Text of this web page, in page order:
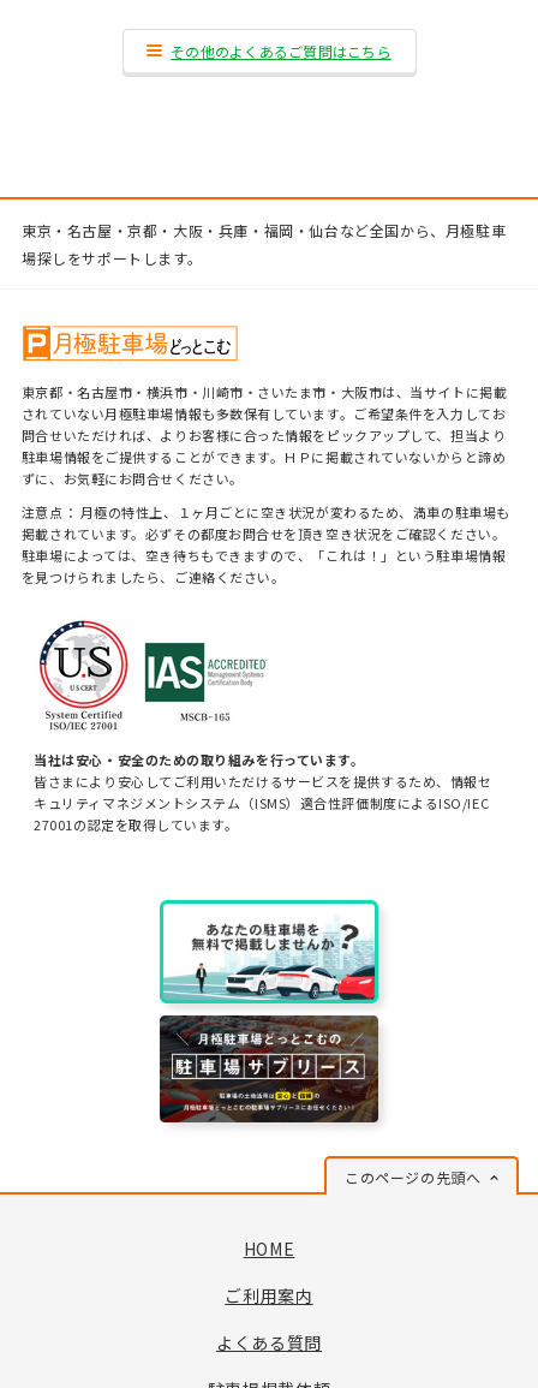
その他のよくあるご質問はこちら
東京・名古屋・京都・大阪・兵庫・福岡・仙台など全国から、月極駐車
場探しをサポートします。
東京都・名古屋市・横浜市・川崎市・さいたま市・大阪市は、当サイトに掲載
されていない月極駐車場情報も多数保有しています。ご希望条件を入力してお
問合せいただければ、よりお客様に合った情報をピックアップして、担当より
駐車場情報をご提供することができます。ＨＰに掲載されていないからと諦め
ずに、お気軽にお問合せください。
注意点： 月極の特性上、１ヶ月ごとに空き状況が変わるため、満車の駐車場も
掲載されています。必ずその都度お問合せを頂き空き状況をご確認ください。
駐車場によっては、空き待ちもできますので、「これは！」という駐車場情報
を見つけられましたら、ご連絡ください。
当社は安心・安全のための取り組みを行っています。
皆さまにより安心してご利用いただけるサービスを提供するため、情報セ
キュリティマネジメントシステム（ISMS）適合性評価制度によるISO/IEC
27001の認定を取得しています。
このページの先頭へ
HOME
ご利用案内
よくある質問